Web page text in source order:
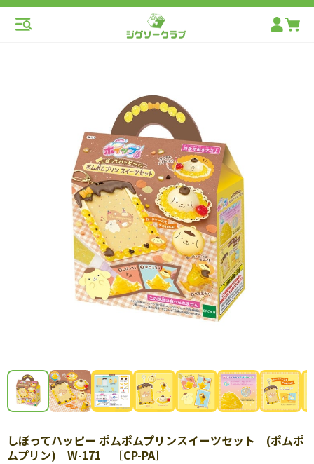
しぼってハッピー ポムポムプリンスイーツセット (ポムポ
ムプリン) W-171 ［CP-PA］